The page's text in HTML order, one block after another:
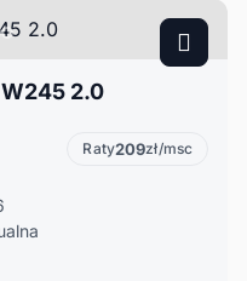
2.0
Raty209zł/msc